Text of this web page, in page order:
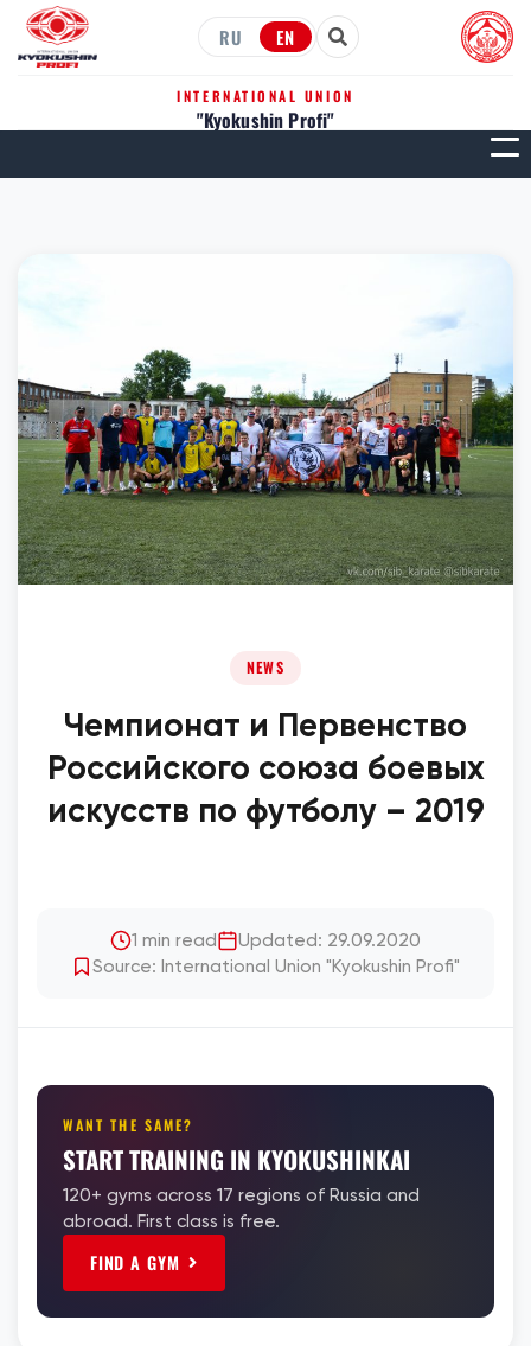
RU EN
INTERNATIONAL UNION
"Kyokushin Profi"
NEWS
Чемпионат и Первенство
Российского союза боевых
искусств по футболу – 2019
1 min read
Updated: 29.09.2020
Source: International Union "Kyokushin Profi"
WANT THE SAME?
START TRAINING IN KYOKUSHINKAI
120+ gyms across 17 regions of Russia and
abroad. First class is free.
FIND A GYM